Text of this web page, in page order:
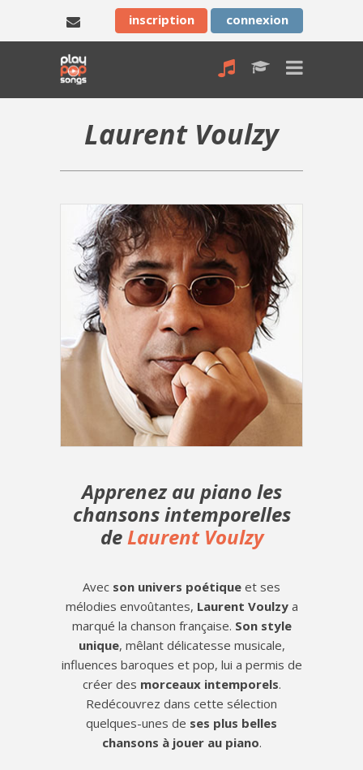
inscription connexion
Laurent Voulzy
Apprenez au piano les
chansons intemporelles
deLaurent Voulzy
Avec son univers poétique et ses
mélodies envoûtantes, Laurent Voulzya
marqué la chanson française. Son style
unique, mêlant délicatesse musicale,
influences baroques et pop, lui a permis de
créer des morceaux intemporels.
Redécouvrez dans cette sélection
quelques-unes de ses plus belles
chansons à jouer au piano.